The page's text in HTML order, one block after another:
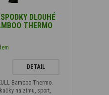
DLOUHÉ
THERMO
DETAIL
Bamboo Thermo.
na zimu, sport,